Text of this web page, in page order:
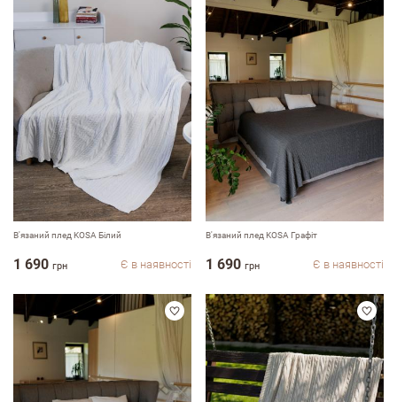
В'язаний плед KOSA Білий
1 690 грн Є в наявності
В'язаний плед KOSA Графіт
1 690 грн Є в наявності
Коментар
Переваги
Оцініть, будь ласка